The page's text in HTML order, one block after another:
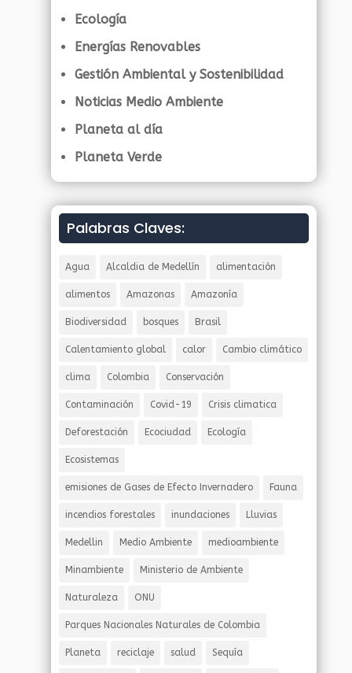
Ecología
Energías Renovables
Gestión Ambiental y Sostenibilidad
Noticias Medio Ambiente
Planeta al día
Planeta Verde
Palabras Claves:
Agua Alcaldia de Medellín alimentación
alimentos Amazonas Amazonía
Biodiversidad bosques Brasil
Calentamiento global calor Cambio climático
clima Colombia Conservación
Contaminación Covid-19 Crisis climatica
Deforestación Ecociudad Ecología
Ecosistemas
emisiones de Gases de Efecto Invernadero Fauna
incendios forestales inundaciones Lluvias
Medellin Medio Ambiente medioambiente
Minambiente Ministerio de Ambiente
Naturaleza ONU
Parques Nacionales Naturales de Colombia
Planeta reciclaje salud Sequía